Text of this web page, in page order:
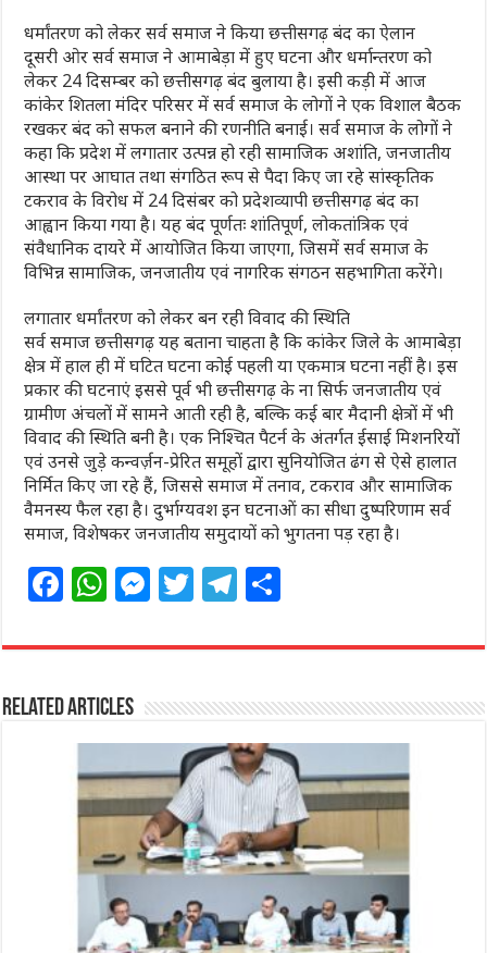
धर्मांतरण को लेकर सर्व समाज ने किया छत्तीसगढ़ बंद का ऐलान
दूसरी ओर सर्व समाज ने आमाबेड़ा में हुए घटना और धर्मान्तरण को
लेकर 24 दिसम्बर को छत्तीसगढ़ बंद बुलाया है। इसी कड़ी में आज
कांकेर शितला मंदिर परिसर में सर्व समाज के लोगों ने एक विशाल बैठक
रखकर बंद को सफल बनाने की रणनीति बनाई। सर्व समाज के लोगों ने
कहा कि प्रदेश में लगातार उत्पन्न हो रही सामाजिक अशांति, जनजातीय
आस्था पर आघात तथा संगठित रूप से पैदा किए जा रहे सांस्कृतिक
टकराव के विरोध में 24 दिसंबर को प्रदेशव्यापी छत्तीसगढ़ बंद का
आह्वान किया गया है। यह बंद पूर्णतः शांतिपूर्ण, लोकतांत्रिक एवं
संवैधानिक दायरे में आयोजित किया जाएगा, जिसमें सर्व समाज के
विभिन्न सामाजिक, जनजातीय एवं नागरिक संगठन सहभागिता करेंगे।
लगातार धर्मांतरण को लेकर बन रही विवाद की स्थिति
सर्व समाज छत्तीसगढ़ यह बताना चाहता है कि कांकेर जिले के आमाबेड़ा
क्षेत्र में हाल ही में घटित घटना कोई पहली या एकमात्र घटना नहीं है। इस
प्रकार की घटनाएं इससे पूर्व भी छत्तीसगढ़ के ना सिर्फ जनजातीय एवं
ग्रामीण अंचलों में सामने आती रही है, बल्कि कई बार मैदानी क्षेत्रों में भी
विवाद की स्थिति बनी है। एक निश्चित पैटर्न के अंतर्गत ईसाई मिशनरियों
एवं उनसे जुड़े कन्वर्ज़न-प्रेरित समूहों द्वारा सुनियोजित ढंग से ऐसे हालात
निर्मित किए जा रहे हैं, जिससे समाज में तनाव, टकराव और सामाजिक
वैमनस्य फैल रहा है। दुर्भाग्यवश इन घटनाओं का सीधा दुष्परिणाम सर्व
समाज, विशेषकर जनजातीय समुदायों को भुगतना पड़ रहा है।
F
c
e
b
o
o
k
W
at
s
A
p
p
M
ss
n
g
e
r
T
itt
r
T
e
ra
m
ar
Related Articles